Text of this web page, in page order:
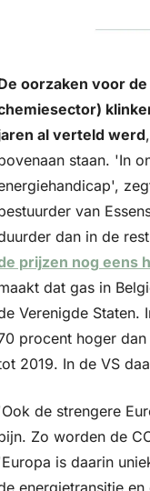
oorzaken voor
al verteld werd
staan. 'In
van
dan in de
prijzen nog eens
dat gas in
Verenigde Staten.
procent hoger
2019. In de VS
de strengere
Zo worden de
is daarin